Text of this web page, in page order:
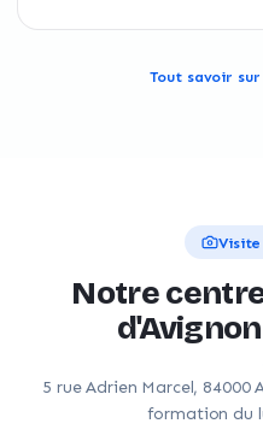
Tout savoir
Notre
5 rue Adrien Marcel, 84000
formation du